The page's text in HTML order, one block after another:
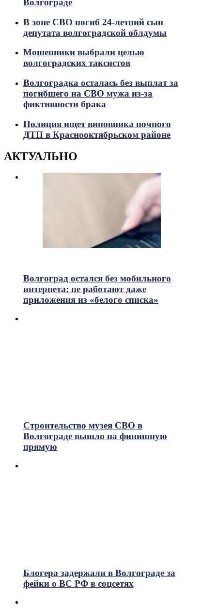
Волгограде
В зоне СВО погиб 24-летний сын
депутата волгоградской облдумы
Мошенники выбрали целью
волгоградских таксистов
Волгоградка осталась без выплат за
погибшего на СВО мужа из-за
фиктивности брака
Полиция ищет виновника ночного
ДТП в Краснооктябрьском районе
АКТУАЛЬНО
Волгоград остался без мобильного
интернета: не работают даже
приложения из «белого списка»
Строительство музея СВО в
Волгограде вышло на финишную
прямую
Блогера задержали в Волгограде за
фейки о ВС РФ в соцсетях